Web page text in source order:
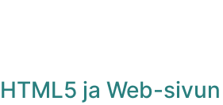
HTML5 ja Web-